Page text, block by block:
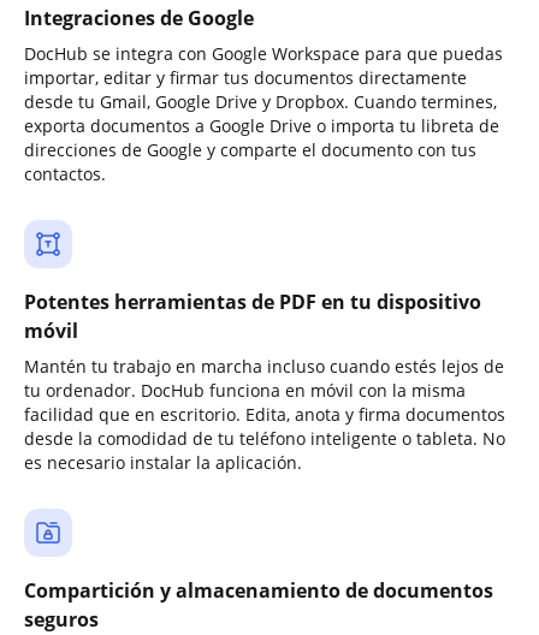
Integraciones de Google
DocHub se integra con Google Workspace para que puedas
importar, editar y firmar tus documentos directamente
desde tu Gmail, Google Drive y Dropbox. Cuando termines,
exporta documentos a Google Drive o importa tu libreta de
direcciones de Google y comparte el documento con tus
contactos.
Potentes herramientas de PDF en tu dispositivo
móvil
Mantén tu trabajo en marcha incluso cuando estés lejos de
tu ordenador. DocHub funciona en móvil con la misma
facilidad que en escritorio. Edita, anota y firma documentos
desde la comodidad de tu teléfono inteligente o tableta. No
es necesario instalar la aplicación.
Compartición y almacenamiento de documentos
seguros